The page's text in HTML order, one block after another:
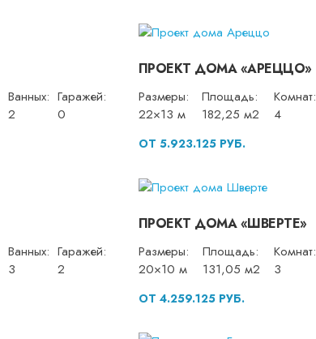
Ванных:
2
Гаражей:
0
ПРОЕКТ ДОМА «АРЕЦЦО»
Размеры:
22×13 м
Площадь:
182,25 м2
Комнат:
4
ОТ 5.923.125 РУБ.
Ванных:
3
Гаражей:
2
ПРОЕКТ ДОМА «ШВЕРТЕ»
Размеры:
20×10 м
Площадь:
131,05 м2
Комнат:
3
ОТ 4.259.125 РУБ.